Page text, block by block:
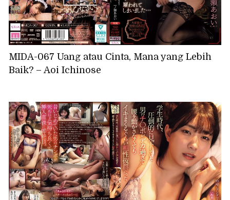
MIDA-067 Uang atau Cinta, Mana yang Lebih
Baik? – Aoi Ichinose